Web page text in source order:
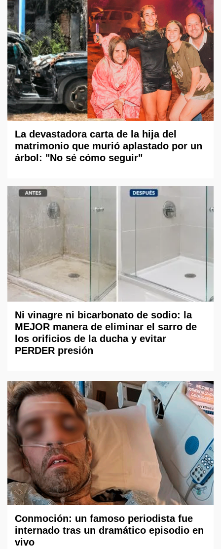
La devastadora carta de la hija del
matrimonio que murió aplastado por un
árbol: "No sé cómo seguir"
Ni vinagre ni bicarbonato de sodio: la
MEJOR manera de eliminar el sarro de
los orificios de la ducha y evitar
PERDER presión
Conmoción: un famoso periodista fue
internado tras un dramático episodio en
vivo